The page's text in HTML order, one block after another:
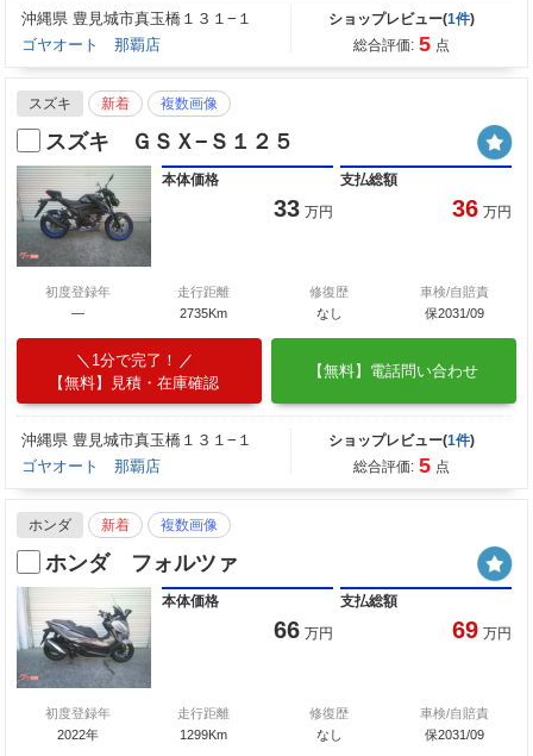
沖縄県 豊見城市真玉橋１３１−１
ゴヤオート 那覇店
ショップレビュー(1件)
総合評価: 5 点
スズキ 新着 複数画像
スズキ ＧＳＸ−Ｓ１２５
本体価格
33 万円
支払総額
36 万円
初度登録年
—
走行距離
2735Km
修復歴
なし
車検/自賠責
保2031/09
1分で完了！
【無料】見積・在庫確認
【無料】電話問い合わせ
沖縄県 豊見城市真玉橋１３１−１
ゴヤオート 那覇店
ショップレビュー(1件)
総合評価: 5 点
ホンダ 新着 複数画像
ホンダ フォルツァ
本体価格
66 万円
支払総額
69 万円
初度登録年
2022年
走行距離
1299Km
修復歴
なし
車検/自賠責
保2031/09